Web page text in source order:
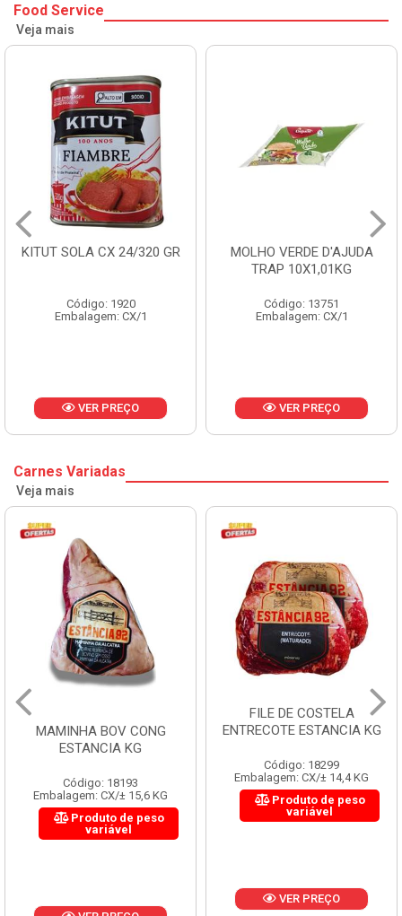
Food Service
Veja mais
MOLHO VERDE D'AJUDA
Código: 13751
Embalagem: CX/1
VER PREÇO
FRUTAS CRISTALIZADAS
CX 10KG
Código: 1785
Embalagem: KG/10
VER PREÇO
Carnes Variadas
Veja mais
MAMINHA BOV CONG
ESTANCIA KG
Código: 18193
Embalagem: CX/± 15,6 KG
Produto de peso
variável
FILE DE COSTELA
ENTRECOTE ESTANCIA KG
Código: 18299
Embalagem: CX/± 14,4 KG
Produto de peso
variável
VER PREÇO